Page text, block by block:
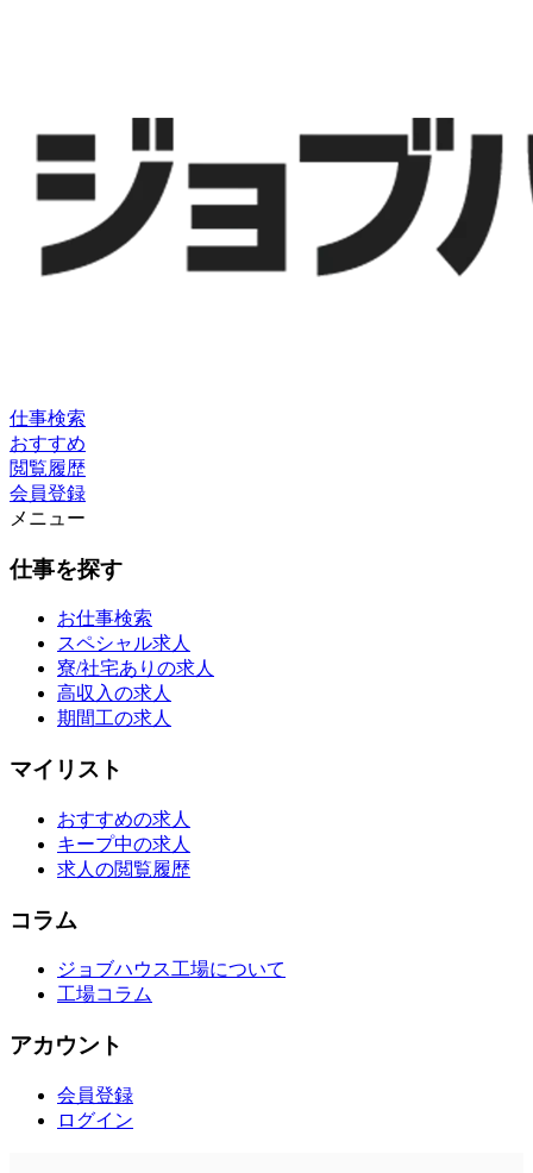
仕事検索
おすすめ
閲覧履歴
会員登録
メニュー
仕事を探す
お仕事検索
スペシャル求人
寮/社宅ありの求人
高収入の求人
期間工の求人
マイリスト
おすすめの求人
キープ中の求人
求人の閲覧履歴
コラム
ジョブハウス工場について
工場コラム
アカウント
会員登録
ログイン